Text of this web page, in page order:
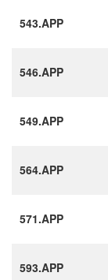
543.APP
546.APP
549.APP
564.APP
571.APP
593.APP